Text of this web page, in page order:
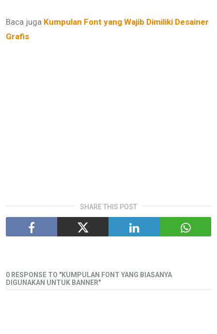
Baca juga Kumpulan Font yang Wajib Dimiliki Desainer
Grafis
SHARE THIS POST
0 RESPONSE TO "KUMPULAN FONT YANG BIASANYA
DIGUNAKAN UNTUK BANNER"